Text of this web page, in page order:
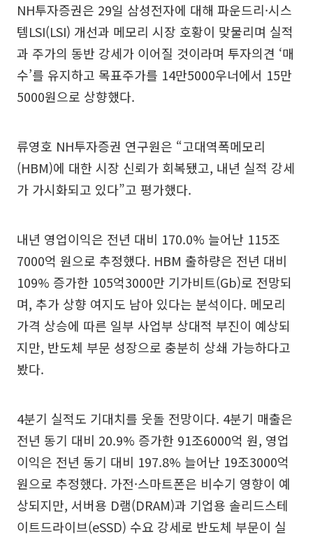
NH투자증권은 29일 삼성전자에 대해 파운드리·시스
템LSI(LSI) 개선과 메모리 시장 호황이 맞물리며 실적
과 주가의 동반 강세가 이어질 것이라며 투자의견 ‘매
수’를 유지하고 목표주가를 14만5000우너에서 15만
5000원으로 상향했다.
류영호 NH투자증권 연구원은 “고대역폭메모리
(HBM)에 대한 시장 신뢰가 회복됐고, 내년 실적 강세
가 가시화되고 있다”고 평가했다.
내년 영업이익은 전년 대비 170.0% 늘어난 115조
7000억 원으로 추정했다. HBM 출하량은 전년 대비
109% 증가한 105억3000만 기가비트(Gb)로 전망되
며, 추가 상향 여지도 남아 있다는 분석이다. 메모리
가격 상승에 따른 일부 사업부 상대적 부진이 예상되
지만, 반도체 부문 성장으로 충분히 상쇄 가능하다고
봤다.
4분기 실적도 기대치를 웃돌 전망이다. 4분기 매출은
전년 동기 대비 20.9% 증가한 91조6000억 원, 영업
이익은 전년 동기 대비 197.8% 늘어난 19조3000억
원으로 추정했다. 가전·스마트폰은 비수기 영향이 예
상되지만, 서버용 D램(DRAM)과 기업용 솔리드스테
이트드라이브(eSSD) 수요 강세로 반도체 부문이 실